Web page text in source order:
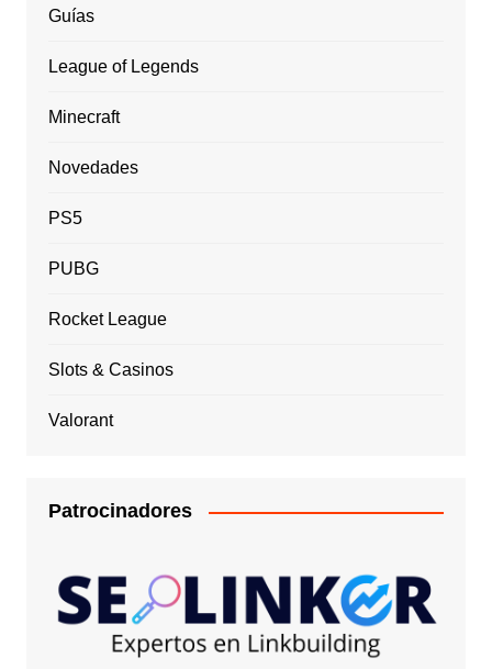
Guías
League of Legends
Minecraft
Novedades
PS5
PUBG
Rocket League
Slots & Casinos
Valorant
Patrocinadores